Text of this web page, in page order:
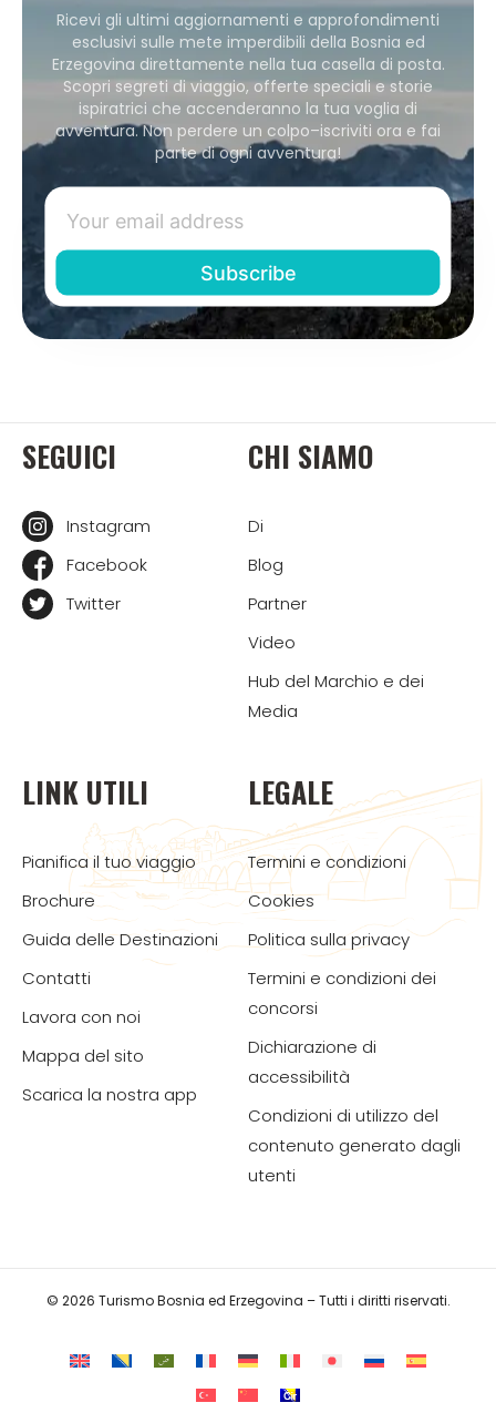
Ricevi gli ultimi aggiornamenti e approfondimenti
esclusivi sulle mete imperdibili della Bosnia ed
Erzegovina direttamente nella tua casella di posta.
Scopri segreti di viaggio, offerte speciali e storie
ispiratrici che accenderanno la tua voglia di
avventura. Non perdere un colpo–iscriviti ora e fai
parte di ogni avventura!
SEGUICI
Instagram
Facebook
Twitter
CHI SIAMO
Di
Blog
Partner
Video
Hub del Marchio e dei
Media
LINK UTILI
Pianifica il tuo viaggio
Brochure
Guida delle Destinazioni
Contatti
Lavora con noi
Mappa del sito
Scarica la nostra app
LEGALE
Termini e condizioni
Cookies
Politica sulla privacy
Termini e condizioni dei
concorsi
Dichiarazione di
accessibilità
Condizioni di utilizzo del
contenuto generato dagli
utenti
© 2026 Turismo Bosnia ed Erzegovina – Tutti i diritti riservati.